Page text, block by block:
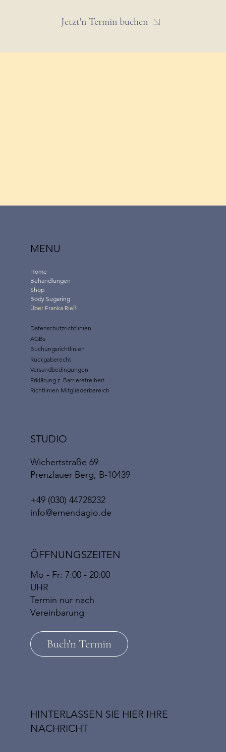
Jetzt'n Termin buchen
MENU
Home
Behandlungen
Shop
Body Sugaring
Über Franka Rieß
Datenschutzrichtlinien
AGBs
Buchungsrichtlinien
Rückgaberecht
Versandbedingungen
Erklärung z. Barrierefreiheit
Richtlinien Mitgliederbereich
STUDIO
Wichertstraße 69
Prenzlauer Berg, B-10439
+49 (030) 44728232
info@emendagio.de
ÖFFNUNGSZEITEN
Mo - Fr: 7:00 - 20:00
UHR
​​Termin nur nach
Vereinbarung
Buch'n Termin
HINTERLASSEN SIE HIER IHRE
NACHRICHT